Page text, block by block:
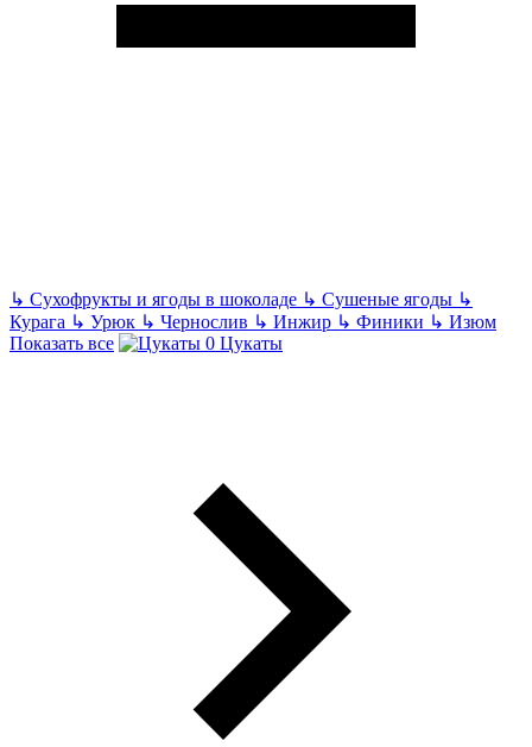
↳ Сухофрукты и ягоды в шоколаде ↳ Сушеные ягоды ↳
Курага ↳ Урюк ↳ Чернослив ↳ Инжир ↳ Финики ↳ Изюм
Показать все
Цукаты